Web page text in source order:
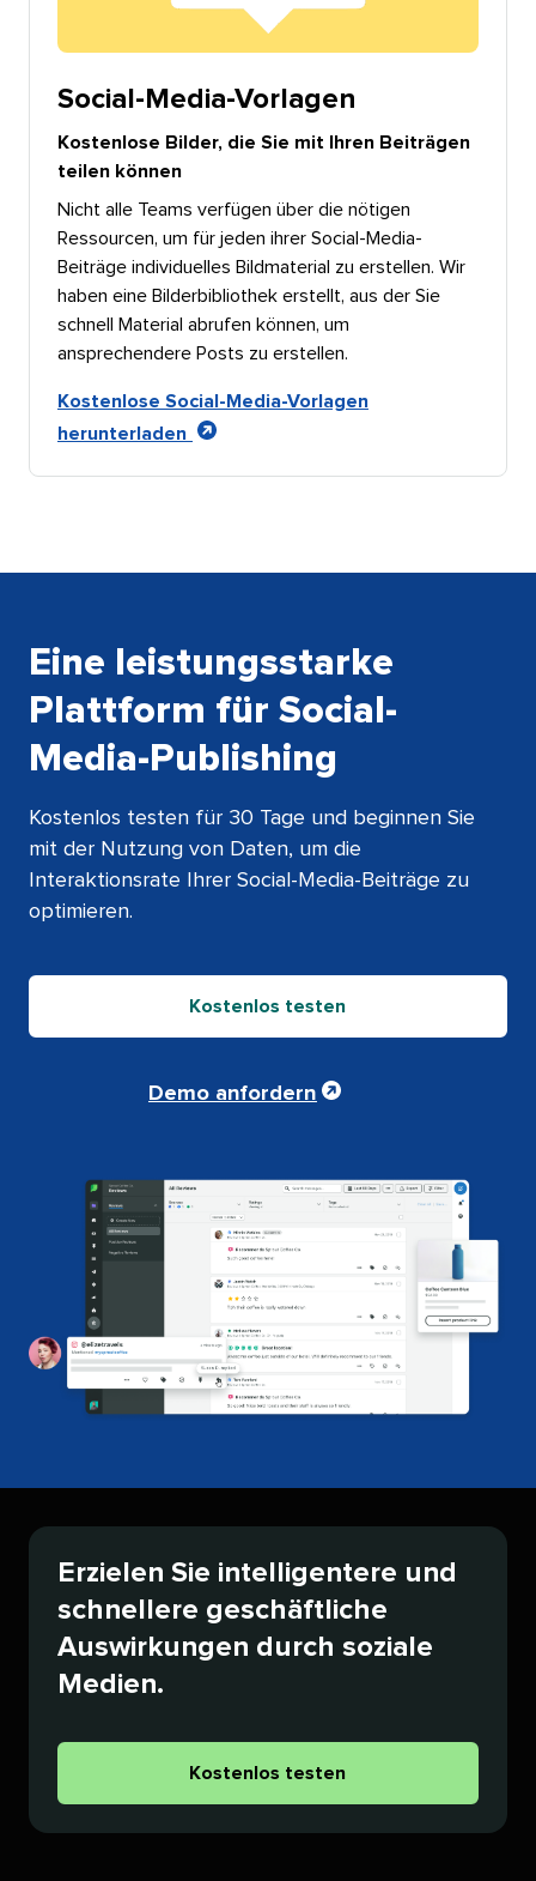
Social-Media-Vorlagen​​
Kostenlose Bilder, die Sie mit Ihren Beiträgen
teilen können​​
Nicht alle Teams verfügen über die nötigen
Ressourcen, um für jeden ihrer Social-Media-
Beiträge individuelles Bildmaterial zu erstellen. Wir
haben eine Bilderbibliothek erstellt, aus der Sie
schnell Material abrufen können, um
ansprechendere Posts zu erstellen.​​
Kostenlose Social-Media-Vorlagen
herunterladen​​
Eine leistungsstarke
Plattform für Social-
Media-Publishing​​
Kostenlos testen für 30 Tage und beginnen Sie
mit der Nutzung von Daten, um die
Interaktionsrate Ihrer Social-Media-Beiträge zu
optimieren.​​
Kostenlos testen​​
Demo anfordern​​
Erzielen Sie intelligentere und
schnellere geschäftliche
Auswirkungen durch soziale
Medien.​​
Kostenlos testen​​